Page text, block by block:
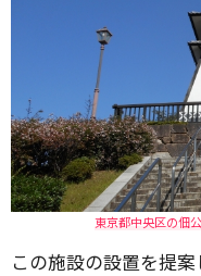
東京都中央区の佃
この施設の設置を提